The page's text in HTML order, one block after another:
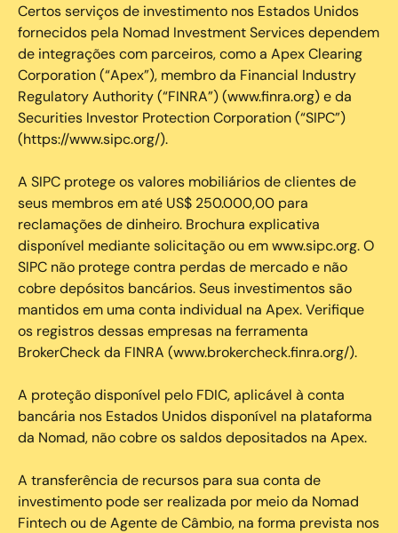
Certos serviços de investimento nos Estados Unidos
fornecidos pela Nomad Investment Services dependem
de integrações com parceiros, como a Apex Clearing
Corporation (“Apex”), membro da Financial Industry
Regulatory Authority (“FINRA”) (www.finra.org) e da
Securities Investor Protection Corporation (“SIPC”)
(https://www.sipc.org/).
A SIPC protege os valores mobiliários de clientes de
seus membros em até US$ 250.000,00 para
reclamações de dinheiro. Brochura explicativa
disponível mediante solicitação ou em www.sipc.org. O
SIPC não protege contra perdas de mercado e não
cobre depósitos bancários. Seus investimentos são
mantidos em uma conta individual na Apex. Verifique
os registros dessas empresas na ferramenta
BrokerCheck da FINRA (www.brokercheck.finra.org/).
A proteção disponível pelo FDIC, aplicável à conta
bancária nos Estados Unidos disponível na plataforma
da Nomad, não cobre os saldos depositados na Apex.
A transferência de recursos para sua conta de
investimento pode ser realizada por meio da Nomad
Fintech ou de Agente de Câmbio, na forma prevista nos